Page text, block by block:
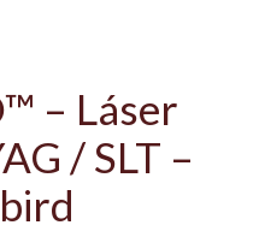
– Láser
/ SLT –